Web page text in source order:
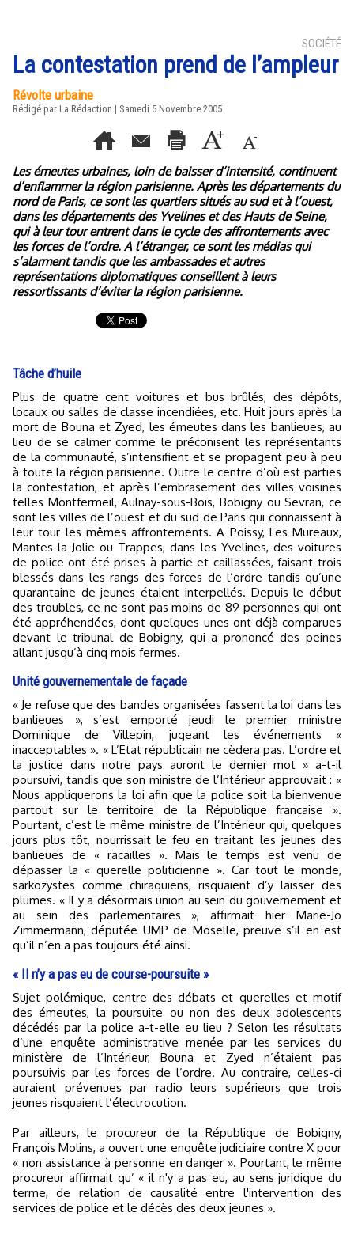
SOCIÉTÉ
La contestation prend de l’ampleur
Révolte urbaine
Rédigé par La Rédaction | Samedi 5 Novembre 2005
Les émeutes urbaines, loin de baisser d’intensité, continuent
d’enflammer la région parisienne. Après les départements du
nord de Paris, ce sont les quartiers situés au sud et à l’ouest,
dans les départements des Yvelines et des Hauts de Seine,
qui à leur tour entrent dans le cycle des affrontements avec
les forces de l’ordre. A l’étranger, ce sont les médias qui
s’alarment tandis que les ambassades et autres
représentations diplomatiques conseillent à leurs
ressortissants d’éviter la région parisienne.
Tâche d’huile
Plus de quatre cent voitures et bus brûlés, des dépôts,
locaux ou salles de classe incendiées, etc. Huit jours après la
mort de Bouna et Zyed, les émeutes dans les banlieues, au
lieu de se calmer comme le préconisent les représentants
de la communauté, s’intensifient et se propagent peu à peu
à toute la région parisienne. Outre le centre d’où est parties
la contestation, et après l’embrasement des villes voisines
telles Montfermeil, Aulnay-sous-Bois, Bobigny ou Sevran, ce
sont les villes de l’ouest et du sud de Paris qui connaissent à
leur tour les mêmes affrontements. A Poissy, Les Mureaux,
Mantes-la-Jolie ou Trappes, dans les Yvelines, des voitures
de police ont été prises à partie et caillassées, faisant trois
blessés dans les rangs des forces de l’ordre tandis qu’une
quarantaine de jeunes étaient interpellés. Depuis le début
des troubles, ce ne sont pas moins de 89 personnes qui ont
été appréhendées, dont quelques unes ont déjà comparues
devant le tribunal de Bobigny, qui a prononcé des peines
allant jusqu’à cinq mois fermes.
Unité gouvernementale de façade
« Je refuse que des bandes organisées fassent la loi dans les
banlieues », s’est emporté jeudi le premier ministre
Dominique de Villepin, jugeant les événements «
inacceptables ». « L’Etat républicain ne cèdera pas. L’ordre et
la justice dans notre pays auront le dernier mot » a-t-il
poursuivi, tandis que son ministre de l’Intérieur approuvait : «
Nous appliquerons la loi afin que la police soit la bienvenue
partout sur le territoire de la République française ».
Pourtant, c’est le même ministre de l’Intérieur qui, quelques
jours plus tôt, nourrissait le feu en traitant les jeunes des
banlieues de « racailles ». Mais le temps est venu de
dépasser la « querelle politicienne ». Car tout le monde,
sarkozystes comme chiraquiens, risquaient d’y laisser des
plumes. « Il y a désormais union au sein du gouvernement et
au sein des parlementaires », affirmait hier Marie-Jo
Zimmermann, députée UMP de Moselle, preuve s’il en est
qu’il n’en a pas toujours été ainsi.
« Il n’y a pas eu de course-poursuite »
Sujet polémique, centre des débats et querelles et motif
des émeutes, la poursuite ou non des deux adolescents
décédés par la police a-t-elle eu lieu ? Selon les résultats
d’une enquête administrative menée par les services du
ministère de l’Intérieur, Bouna et Zyed n’étaient pas
poursuivis par les forces de l’ordre. Au contraire, celles-ci
auraient prévenues par radio leurs supérieurs que trois
jeunes risquaient l’électrocution.
Par ailleurs, le procureur de la République de Bobigny,
François Molins, a ouvert une enquête judiciaire contre X pour
« non assistance à personne en danger ». Pourtant, le même
procureur affirmait qu’ « il n'y a pas eu, au sens juridique du
terme, de relation de causalité entre l'intervention des
services de police et le décès des deux jeunes ».